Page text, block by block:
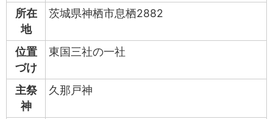
所在
地
茨城県神栖市息栖2882
位置
づけ
東国三社の一社
主祭
神
久那戸神